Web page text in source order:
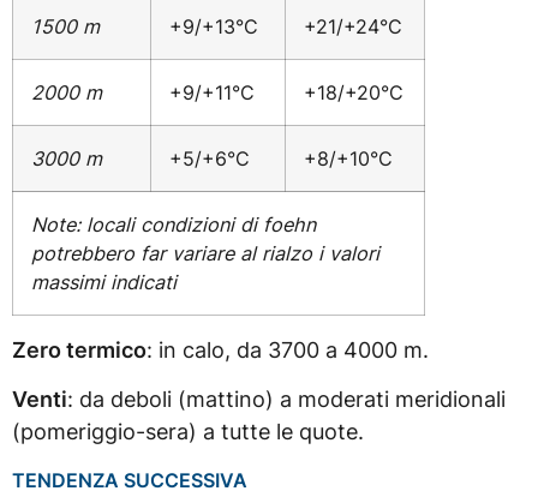
1500 m +9/+13°C +21/+24°C
2000 m +9/+11°C +18/+20°C
3000 m +5/+6°C +8/+10°C
Note: locali condizioni di foehn
potrebbero far variare al rialzo i valori
massimi indicati
Zero termico: in calo, da 3700 a 4000 m.
Venti: da deboli (mattino) a moderati meridionali
(pomeriggio-sera) a tutte le quote.
TENDENZA SUCCESSIVA